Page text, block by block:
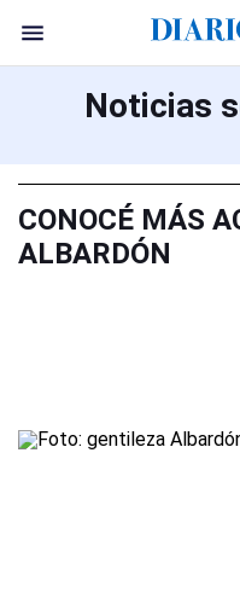
Noticias
CONOCÉ MÁS
ALBARDÓN